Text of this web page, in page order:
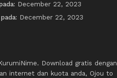
December 22, 2023
December 22, 2023
Download gratis dengan
internet dan kuota anda, Ojou to